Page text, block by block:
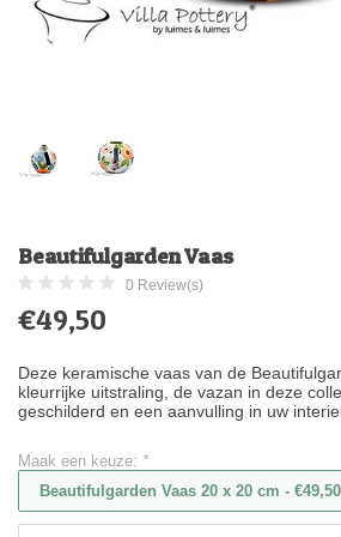
Beautifulgarden Vaas
0 Review(s)
€49,50
Deze keramische vaas van de
kleurrijke uitstraling, de vazan in deze
geschilderd en een aanvulling in uw
Maak een keuze: *
Beautifulgarden Vaas 20 x 20 cm - €49,50